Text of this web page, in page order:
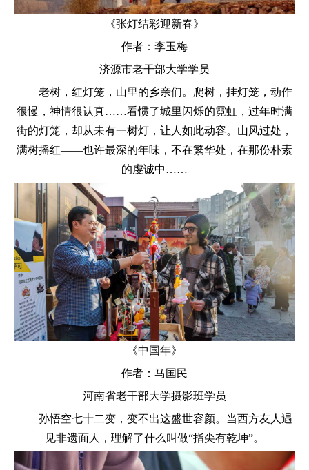
《张灯结彩迎新春》
作者：李玉梅
济源市老干部大学学员
老树，红灯笼，山里的乡亲们。爬树，挂灯笼，动作
很慢，神情很认真……看惯了城里闪烁的霓虹，过年时满
街的灯笼，却从未有一树灯，让人如此动容。山风过处，
满树摇红——也许最深的年味，不在繁华处，在那份朴素
的虔诚中……
《中国年》
作者：马国民
河南省老干部大学摄影班学员
孙悟空七十二变，变不出这盛世容颜。当西方友人遇
见非遗面人，理解了什么叫做“指尖有乾坤”。